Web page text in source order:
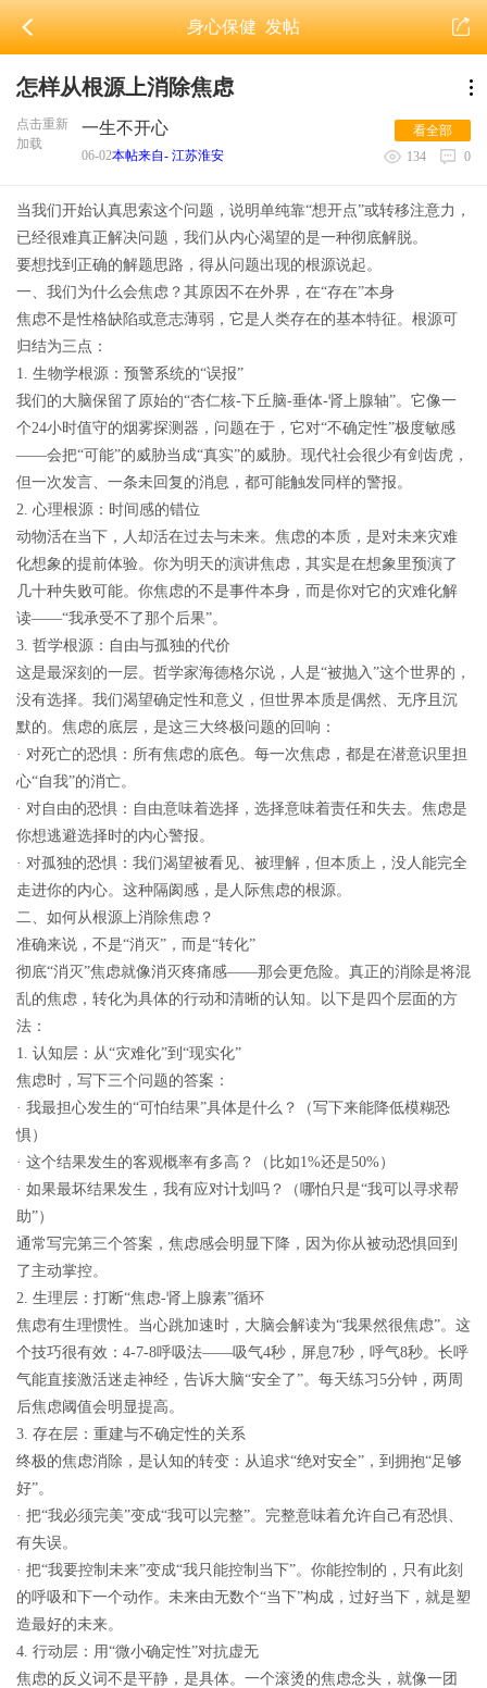
身心保健发帖
怎样从根源上消除焦虑
点击重新
加载
一生不开心
06-02本帖来自- 江苏淮安
看全部
134
0
当我们开始认真思索这个问题，说明单纯靠“想开点”或转移注意力，
已经很难真正解决问题，我们从内心渴望的是一种彻底解脱。
要想找到正确的解题思路，得从问题出现的根源说起。
一、我们为什么会焦虑？其原因不在外界，在“存在”本身
焦虑不是性格缺陷或意志薄弱，它是人类存在的基本特征。根源可
归结为三点：
1. 生物学根源：预警系统的“误报”
我们的大脑保留了原始的“杏仁核-下丘脑-垂体-肾上腺轴”。它像一
个24小时值守的烟雾探测器，问题在于，它对“不确定性”极度敏感
——会把“可能”的威胁当成“真实”的威胁。现代社会很少有剑齿虎，
但一次发言、一条未回复的消息，都可能触发同样的警报。
2. 心理根源：时间感的错位
动物活在当下，人却活在过去与未来。焦虑的本质，是对未来灾难
化想象的提前体验。你为明天的演讲焦虑，其实是在想象里预演了
几十种失败可能。你焦虑的不是事件本身，而是你对它的灾难化解
读——“我承受不了那个后果”。
3. 哲学根源：自由与孤独的代价
这是最深刻的一层。哲学家海德格尔说，人是“被抛入”这个世界的，
没有选择。我们渴望确定性和意义，但世界本质是偶然、无序且沉
默的。焦虑的底层，是这三大终极问题的回响：
· 对死亡的恐惧：所有焦虑的底色。每一次焦虑，都是在潜意识里担
心“自我”的消亡。
· 对自由的恐惧：自由意味着选择，选择意味着责任和失去。焦虑是
你想逃避选择时的内心警报。
· 对孤独的恐惧：我们渴望被看见、被理解，但本质上，没人能完全
走进你的内心。这种隔阂感，是人际焦虑的根源。
二、如何从根源上消除焦虑？
准确来说，不是“消灭”，而是“转化”
彻底“消灭”焦虑就像消灭疼痛感——那会更危险。真正的消除是将混
乱的焦虑，转化为具体的行动和清晰的认知。以下是四个层面的方
法：
1. 认知层：从“灾难化”到“现实化”
焦虑时，写下三个问题的答案：
· 我最担心发生的“可怕结果”具体是什么？（写下来能降低模糊恐
惧）
· 这个结果发生的客观概率有多高？（比如1%还是50%）
· 如果最坏结果发生，我有应对计划吗？（哪怕只是“我可以寻求帮
助”）
通常写完第三个答案，焦虑感会明显下降，因为你从被动恐惧回到
了主动掌控。
2. 生理层：打断“焦虑-肾上腺素”循环
焦虑有生理惯性。当心跳加速时，大脑会解读为“我果然很焦虑”。这
个技巧很有效：4-7-8呼吸法——吸气4秒，屏息7秒，呼气8秒。长呼
气能直接激活迷走神经，告诉大脑“安全了”。每天练习5分钟，两周
后焦虑阈值会明显提高。
3. 存在层：重建与不确定性的关系
终极的焦虑消除，是认知的转变：从追求“绝对安全”，到拥抱“足够
好”。
· 把“我必须完美”变成“我可以完整”。完整意味着允许自己有恐惧、
有失误。
· 把“我要控制未来”变成“我只能控制当下”。你能控制的，只有此刻
的呼吸和下一个动作。未来由无数个“当下”构成，过好当下，就是塑
造最好的未来。
4. 行动层：用“微小确定性”对抗虚无
焦虑的反义词不是平静，是具体。一个滚烫的焦虑念头，就像一团